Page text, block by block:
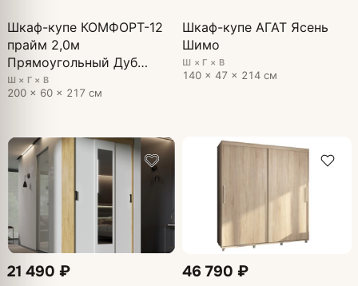
Шкаф-купе КОМФОРТ-12
прайм 2,0м
Прямоугольный Дуб
Сонома светлый
Ш × Г × В
200 × 60 × 217 см
Шкаф-купе АГАТ Ясень
Шимо
Ш × Г × В
140 × 47 × 214 см
21 490 ₽ 46 790 ₽